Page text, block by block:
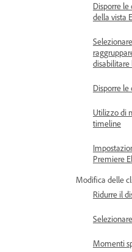
Disporre
della vista
disabilitare
Disporre le
Utilizzo di
timeline
Premiere
Modifica delle
Ridurre il
Momenti